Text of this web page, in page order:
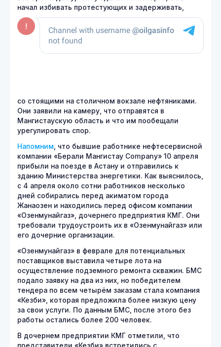
начал избивать протестующих и задерживать,
со стоящими на столичном вокзале нефтяниками.
Они заявили на камеру, что отправятся в
Мангистаускую область и что им пообещали
урегулировать спор.
Напомним , что бывшие работнике нефтесервисной
компании «Берали Мангистау Company» 10 апреля
прибыли на поезде в Астану и отправились к
зданию Министерства энергетики. Как выяснилось,
с 4 апреля около сотни работников несколько
дней собирались перед акиматом города
Жанаозен и находились перед офисом компании
«Озенмунайгаз», дочернего предприятия КМГ. Они
требовали трудоустроить их в «Озенмунайгаз» или
его дочерние организации.
«Озенмунайгаз» в феврале для потенциальных
поставщиков выставила четыре лота на
осуществление подземного ремонта скважин. БМС
подало заявку на два из них, но победителем
тендера по всем четырём заказам стала компания
«Кезби», которая предложила более низкую цену
за свои услуги. По данным БМС, после этого без
работы остались более 200 человек.
В дочернем предприятии КМГ отметили, что